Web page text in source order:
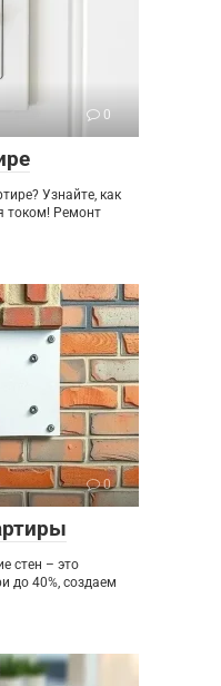
0
Узнайте, как
током! Ремонт
0
стен – это
до 40%, создаем